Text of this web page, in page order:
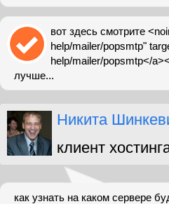
вот здесь смотрите
help/mailer/popsmtp"
help/mailer/popsmtp</
лучше...
Никита
клиент
как узнать на каком сервере